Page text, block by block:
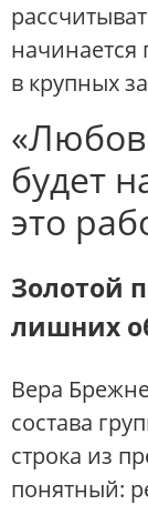
начинается
в крупных
будет
это
Золотой
лишних
Вера
состава
строка из
понятный: